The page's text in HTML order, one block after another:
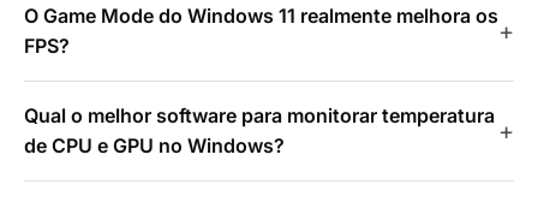
O Game Mode do Windows 11 realmente melhora os
FPS?
Qual o melhor software para monitorar temperatura
de CPU e GPU no Windows?